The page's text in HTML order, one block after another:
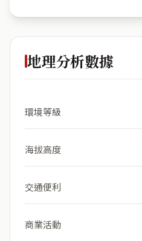
地理分析數據
環境等級
海拔高度
交通便利
商業活動